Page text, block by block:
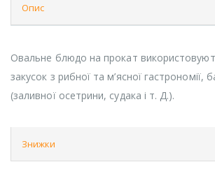
Опис
Овальне блюдо на прокат
закусок з рибної та м’ясної гастрономії,
(заливної осетрини, судака і т. Д.).
Знижки